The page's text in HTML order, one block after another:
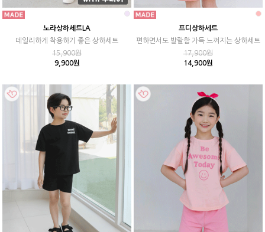
노라상하세트LA
데일리하게 착용하기 좋은 상하세트
15,900원
9,900원
프디상하세트
편하면서도 발랄함 가득 느껴지는 상하세트
17,900원
14,900원